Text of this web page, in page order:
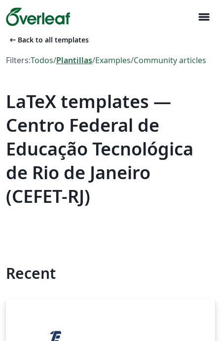
menu
arrow_left_alt Back to all templates
Filters:Todos/Plantillas/Examples/Community articles
LaTeX templates —
Centro Federal de
Educação Tecnológica
de Rio de Janeiro
(CEFET-RJ)
Recent